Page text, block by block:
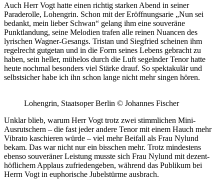
Auch Herr Vogt hatte einen richtig starken Abend in seiner
Paraderolle, Lohengrin. Schon mit der Eröffnungsarie „Nun sei
bedankt, mein lieber Schwan“ gelang ihm eine souveräne
Punktlandung, seine Melodien trafen alle reinen Nuancen des
lyrischen Wagner-Gesangs. Tristan und Siegfried scheinen ihm
regelrecht gutgetan und in die Form seines Lebens gebracht zu
haben, sein heller, mühelos durch die Luft segelnder Tenor hatte
heute nochmal besonders viel Stärke drauf. So spektakulär und
selbstsicher habe ich ihn schon lange nicht mehr singen hören.
Lohengrin, Staatsoper Berlin © Johannes Fischer
Unklar blieb, warum Herr Vogt trotz zwei stimmlichen Mini-
Ausrutschern – die fast jeder andere Tenor mit einem Hauch mehr
Vibrato kaschieren würde – viel mehr Beifall als Frau Nylund
bekam. Das war nicht nur ein bisschen mehr. Trotz mindestens
ebenso souveräner Leistung musste sich Frau Nylund mit dezent-
höflichem Applaus zufriedengeben, während das Publikum bei
Herrn Vogt in euphorische Jubelstürme ausbrach.